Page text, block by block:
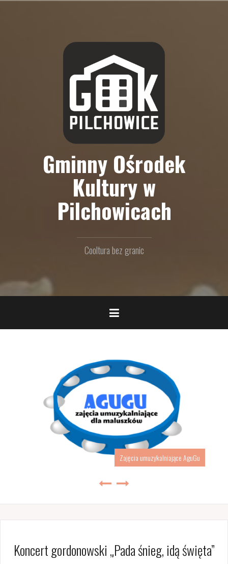
Gminny Ośrodek
Kultury w
Pilchowicach
Cooltura bez granic
Zajęcia umuzykalniające AguGu
Koncert gordonowski „Pada śnieg, idą święta”